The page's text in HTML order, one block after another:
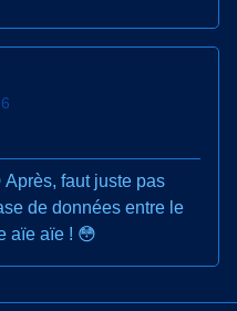
faut juste pas
de données entre le
aïe aïe ! 😳